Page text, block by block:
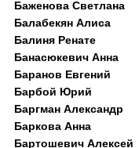
Баженова Светлана
Балабекян Алиса
Балиня Ренате
Банасюкевич Анна
Баранов Евгений
Барбой Юрий
Баргман Александр
Баркова Анна
Бартошевич Алексей